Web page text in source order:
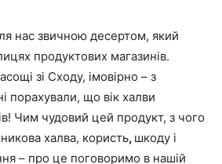
нас звичною десертом, який
продуктових магазинів.
зі Сходу, імовірно – з
порахували, що вік халви
Чим чудовий цей продукт, з чого
халва, користь, шкоду і
– про це поговоримо в нашій